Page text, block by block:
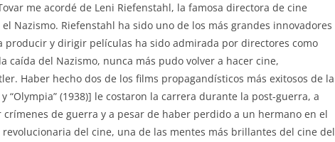
me acordé de Leni Riefenstahl, la famosa directora de cine
Nazismo. Riefenstahl ha sido uno de los más grandes innovadores
y dirigir películas ha sido admirada por directores como
caída del Nazismo, nunca más pudo volver a hacer cine,
Haber hecho dos de los films propagandísticos más exitosos de la
“Olympia” (1938)] le costaron la carrera durante la post-guerra, a
de guerra y a pesar de haber perdido a un hermano en el
del cine, una de las mentes más brillantes del cine del